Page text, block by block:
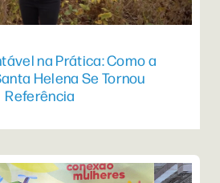
na Prática: Como a
Helena Se Tornou
Referência